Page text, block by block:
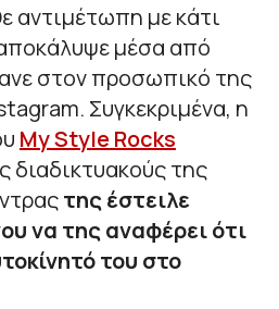
αντιμέτωπη με κάτι
μέσα από
στον προσωπικό της
Συγκεκριμένα, η
My Style Rocks
διαδικτυακούς της
της έστειλε
να της αναφέρει ότι
του στο